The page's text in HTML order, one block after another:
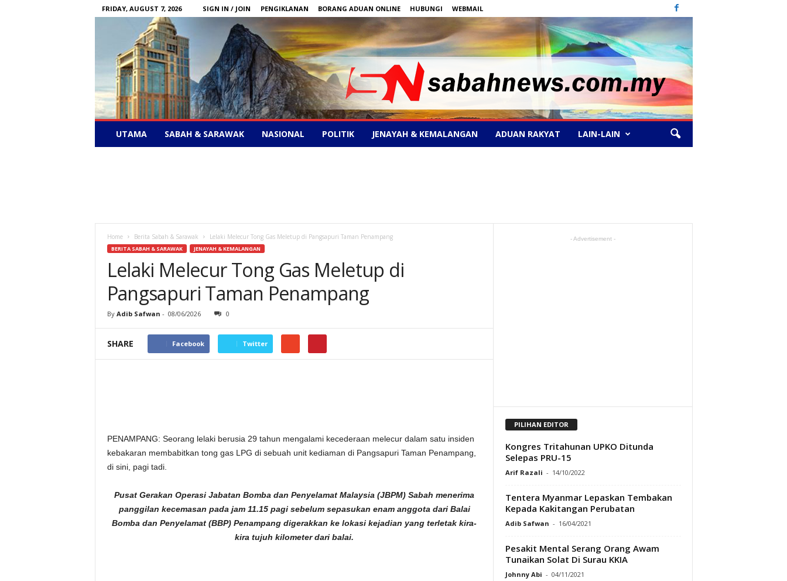
FRIDAY, AUGUST 7, 2026 SIGN IN / JOIN PENGIKLANAN BORANG ADUAN ONLINE HUBUNGI WEBMAIL
–
UTAMA SABAH & SARAWAK NASIONAL POLITIK JENAYAH & KEMALANGAN ADUAN RAKYAT LAIN-LAIN
Home Berita Sabah & Sarawak Lelaki Melecur Tong Gas Meletup di Pangsapuri Taman Penampang
BERITA SABAH & SARAWAK JENAYAH & KEMALANGAN
Lelaki Melecur Tong Gas Meletup di
Pangsapuri Taman Penampang
By Adib Safwan - 08/06/2026 0
SHARE Facebook Twitter
PENAMPANG: Seorang lelaki berusia 29 tahun mengalami kecederaan melecur dalam satu insiden
kebakaran membabitkan tong gas LPG di sebuah unit kediaman di Pangsapuri Taman Penampang,
di sini, pagi tadi.
Pusat Gerakan Operasi Jabatan Bomba dan Penyelamat Malaysia (JBPM) Sabah menerima
panggilan kecemasan pada jam 11.15 pagi sebelum sepasukan enam anggota dari Balai
Bomba dan Penyelamat (BBP) Penampang digerakkan ke lokasi kejadian yang terletak kira-
kira tujuh kilometer dari balai.
- Advertisement -
PILIHAN EDITOR
Kongres Tritahunan UPKO Ditunda
Selepas PRU-15
Arif Razali - 14/10/2022
Tentera Myanmar Lepaskan Tembakan
Kepada Kakitangan Perubatan
Adib Safwan - 16/04/2021
Pesakit Mental Serang Orang Awam
Tunaikan Solat Di Surau KKIA
Johnny Abi - 04/11/2021